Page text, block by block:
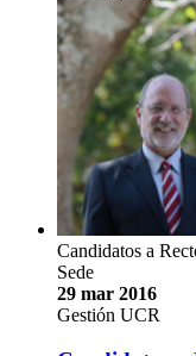
Candidatos a
Sede
29 mar 2016
Gestión UCR